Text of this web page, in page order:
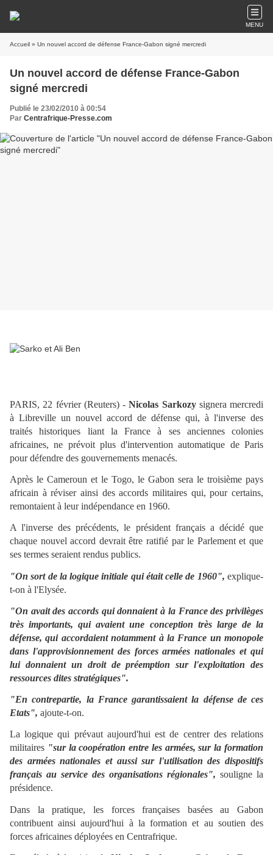
MENU
Accueil » Un nouvel accord de défense France-Gabon signé mercredi
Un nouvel accord de défense France-Gabon
signé mercredi
Publié le 23/02/2010 à 00:54
Par Centrafrique-Presse.com
PARIS, 22 février (Reuters) -Nicolas Sarkozysignera mercredi
à Libreville un nouvel accord de défense qui, à l'inverse des
traités historiques liant la France à ses anciennes colonies
africaines, ne prévoit plus d'intervention automatique de Paris
pour défendre des gouvernements menacés.
Après le Cameroun et le Togo, le Gabon sera le troisième pays
africain à réviser ainsi des accords militaires qui, pour certains,
remontaient à leur indépendance en 1960.
A l'inverse des précédents, le président français a décidé que
chaque nouvel accord devrait être ratifié par le Parlement et que
ses termes seraient rendus publics.
"On sort de la logique initiale qui était celle de 1960", explique-
t-on à l'Elysée.
"On avait des accords qui donnaient à la France des privilèges
très importants, qui avaient une conception très large de la
défense, qui accordaient notamment à la France un monopole
dans l'approvisionnement des forces armées nationales et qui
lui donnaient un droit de préemption sur l'exploitation des
ressources dites stratégiques".
"En contrepartie, la France garantissaient la défense de ces
Etats", ajoute-t-on.
La logique qui prévaut aujourd'hui est de centrer des relations
militaires "sur la coopération entre les armées, sur la formation
des armées nationales et aussi sur l'utilisation des dispositifs
français au service des organisations régionales", souligne la
présidence.
Dans la pratique, les forces françaises basées au Gabon
contribuent ainsi aujourd'hui à la formation et au soutien des
forces africaines déployées en Centrafrique.